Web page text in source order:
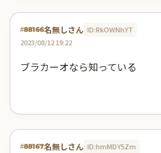
#88166名無しさん ID:RkOWNhYT
2023/08/12 19:22
ブラカーオなら知っている
#88167名無しさん ID:hmMDY5Zm